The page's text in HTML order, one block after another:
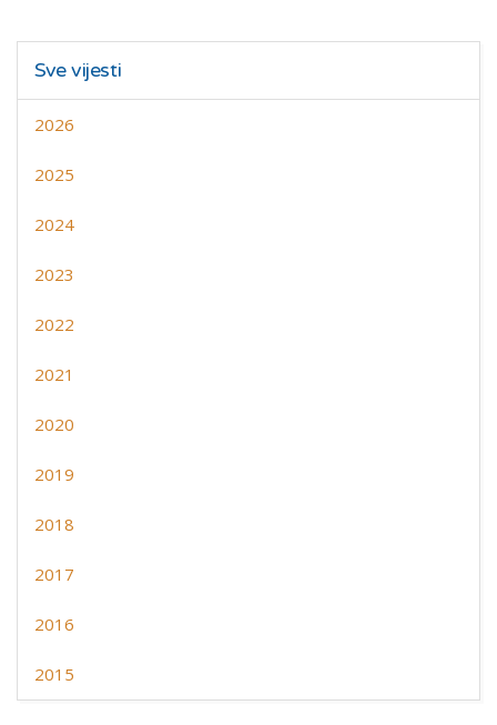
Sve vijesti
2026
2025
2024
2023
2022
2021
2020
2019
2018
2017
2016
2015